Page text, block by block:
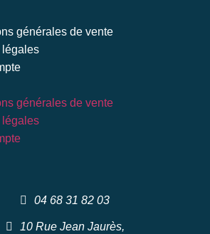
générales de vente
légales
générales de vente
légales
04 68 31 82 03
10 Rue Jean Jaurès,